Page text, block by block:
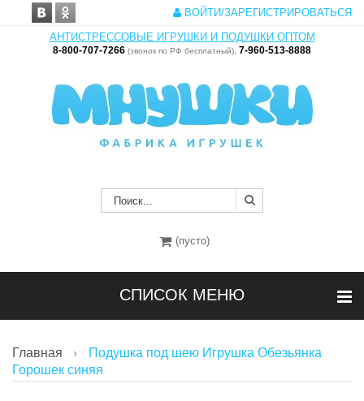
ВОЙТИ/ЗАРЕГИСТРИРОВАТЬСЯ
АНТИСТРЕССОВЫЕ ИГРУШКИ И ПОДУШКИ ОПТОМ
8-800-707-7266 (звонок по РФ бесплатный), 7-960-513-8888
(пусто)
СПИСОК МЕНЮ
Главная
Подушка под шею Игрушка Обезьянка
Горошек синяя